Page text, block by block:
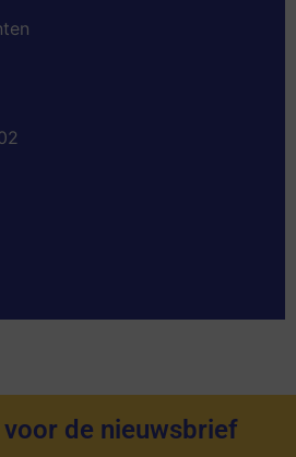
de nieuwsbrief